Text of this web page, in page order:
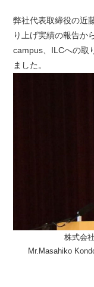
弊社代表取締役の近
り上げ実績の報告か
campus、ILCへの取
ました。
株式会
Mr.Masahiko